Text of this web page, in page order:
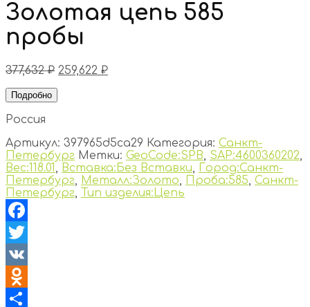
Золотая цепь 585
пробы
377,632₽ 259,622 ₽
Подробно
Россия
Артикул: 397965d5ca29 Категория: Санкт-
Петербург Метки: GeoCode:SPB, SAP:4600360202,
Вес:118.01, Вставка:Без Вставки, Город:Санкт-
Петербург, Металл:Золото, Проба:585, Санкт-
Петербург, Тип изделия:Цепь
Facebook
Twitter
VK
Odnoklassniki